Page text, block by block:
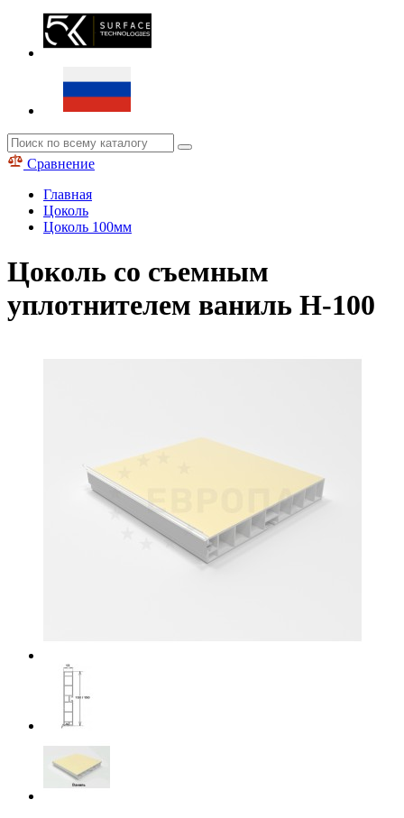
Сравнение
Главная
Цоколь
Цоколь 100мм
Цоколь со съемным
уплотнителем ваниль H-100